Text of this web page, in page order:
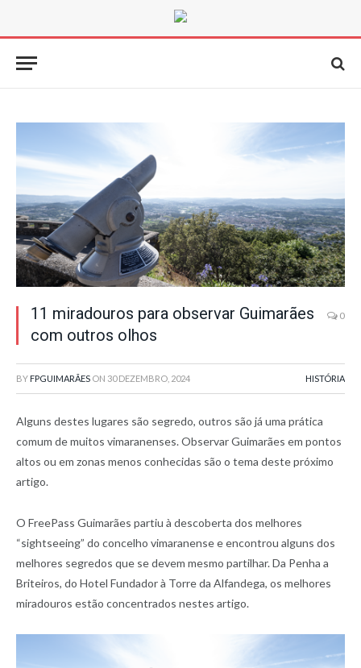
11 miradouros para observar Guimarães
com outros olhos
0
BY FPGUIMARÃES ON 30 DEZEMBRO, 2024 HISTÓRIA
Alguns destes lugares são segredo, outros são já uma prática
comum de muitos vimaranenses. Observar Guimarães em pontos
altos ou em zonas menos conhecidas são o tema deste próximo
artigo.
O FreePass Guimarães partiu à descoberta dos melhores
“sightseeing” do concelho vimaranense e encontrou alguns dos
melhores segredos que se devem mesmo partilhar. Da Penha a
Briteiros, do Hotel Fundador à Torre da Alfandega, os melhores
miradouros estão concentrados nestes artigo.